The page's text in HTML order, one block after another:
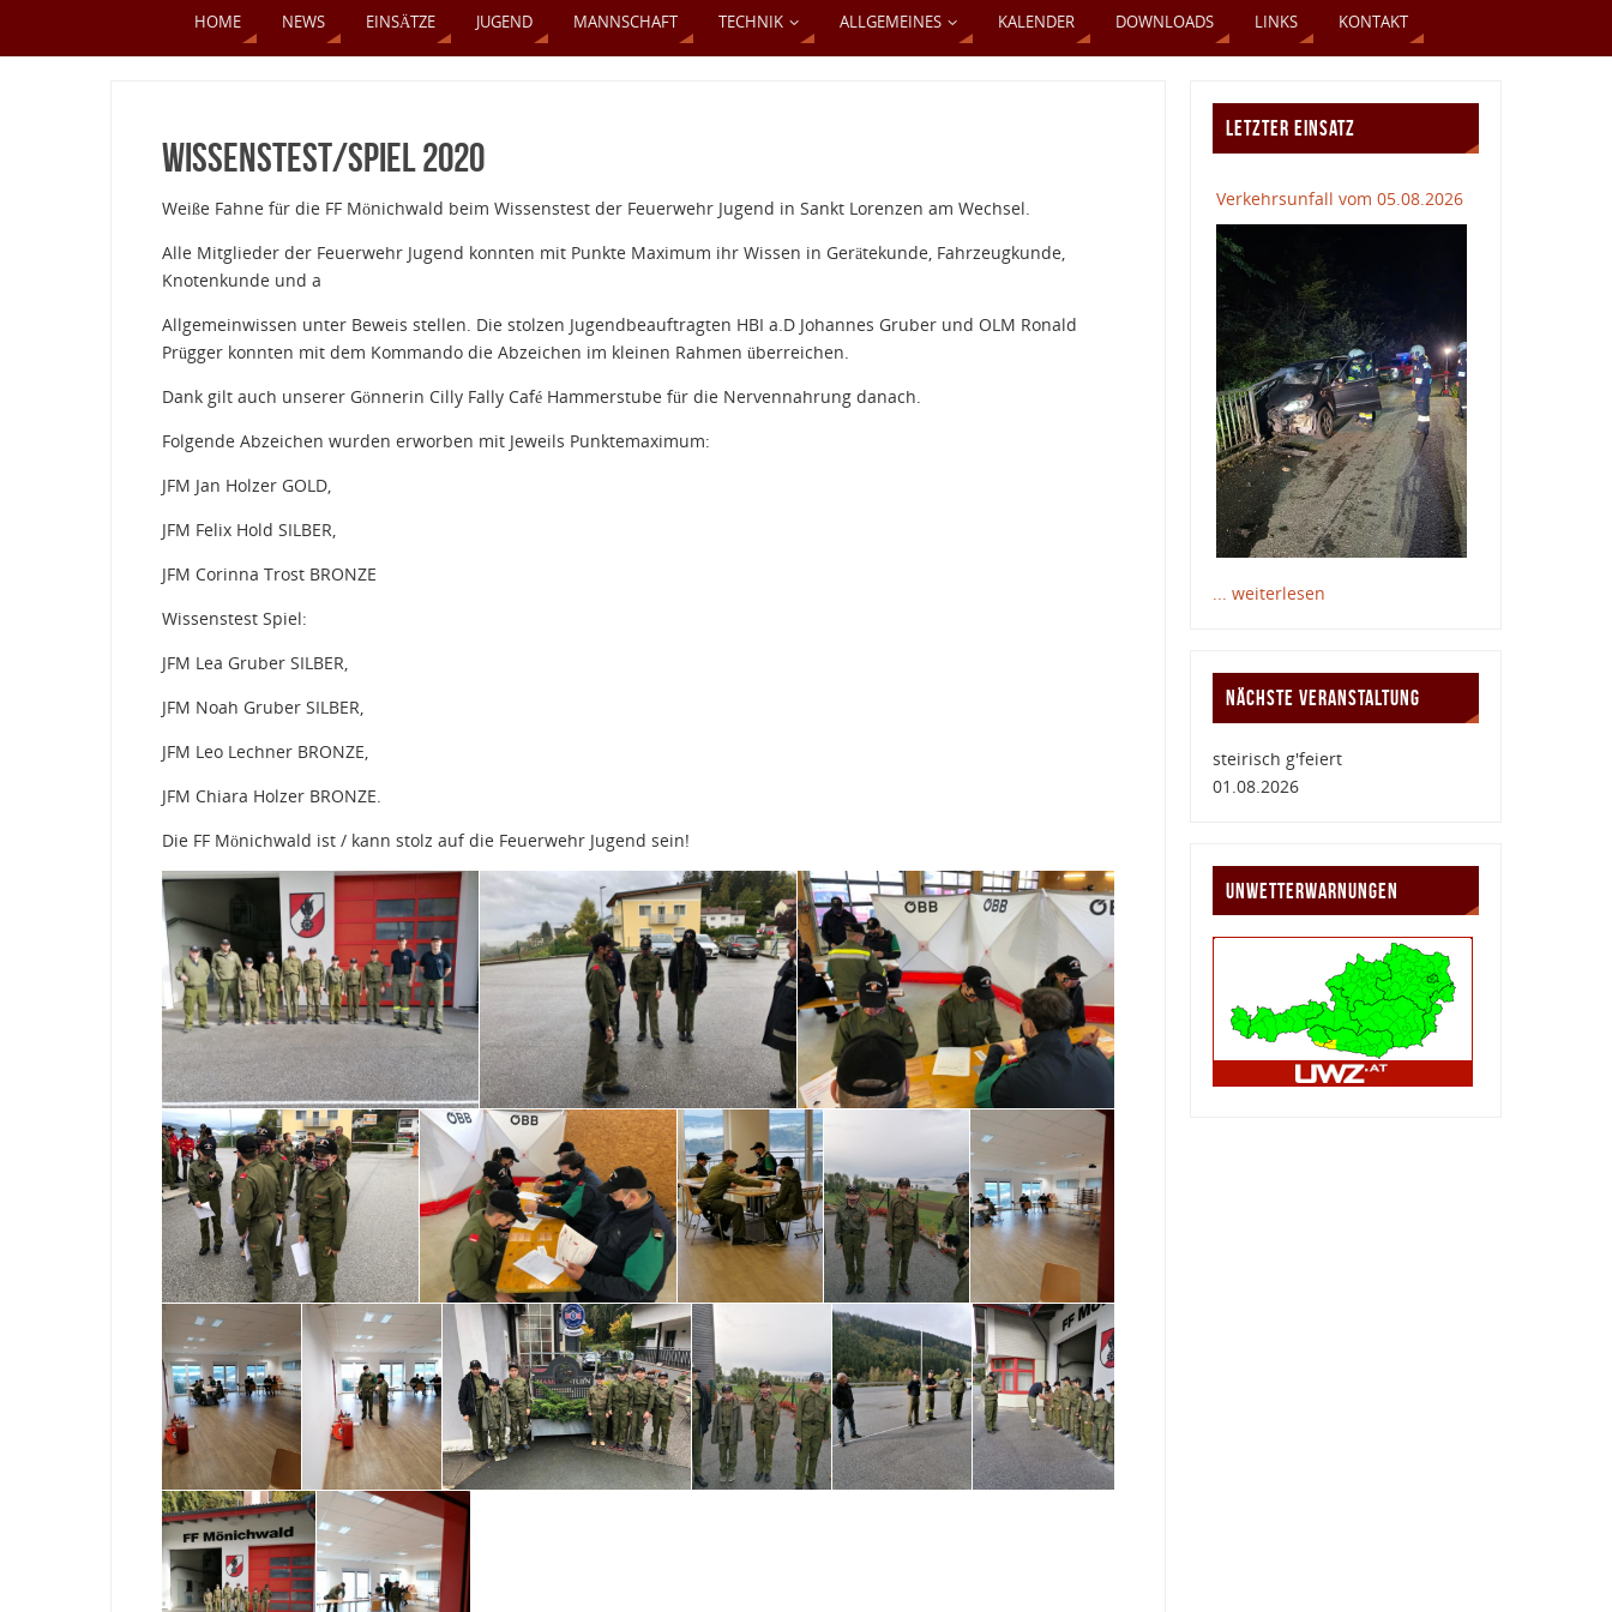
HOME NEWS EINSÄTZE JUGEND MANNSCHAFT TECHNIK ALLGEMEINES KALENDER DOWNLOADS LINKS KONTAKT
Wissenstest/spiel 2020
Weiße Fahne für die FF Mönichwald beim Wissenstest der Feuerwehr Jugend in Sankt Lorenzen am Wechsel.
Alle Mitglieder der Feuerwehr Jugend konnten mit Punkte Maximum ihr Wissen in Gerätekunde, Fahrzeugkunde,
Knotenkunde und a
Allgemeinwissen unter Beweis stellen. Die stolzen Jugendbeauftragten HBI a.D Johannes Gruber und OLM Ronald
Prügger konnten mit dem Kommando die Abzeichen im kleinen Rahmen überreichen.
Dank gilt auch unserer Gönnerin Cilly Fally Café Hammerstube für die Nervennahrung danach.
Folgende Abzeichen wurden erworben mit Jeweils Punktemaximum:
JFM Jan Holzer GOLD,
JFM Felix Hold SILBER,
JFM Corinna Trost BRONZE
Wissenstest Spiel:
JFM Lea Gruber SILBER,
JFM Noah Gruber SILBER,
JFM Leo Lechner BRONZE,
JFM Chiara Holzer BRONZE.
Die FF Mönichwald ist / kann stolz auf die Feuerwehr Jugend sein!
LETZTER EINSATZ
Verkehrsunfall vom 05.08.2026
... weiterlesen
NÄCHSTE VERANSTALTUNG
steirisch g'feiert
01.08.2026
UNWETTERWARNUNGEN